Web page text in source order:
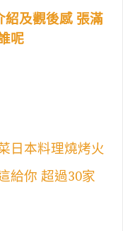
紹及觀後感 張滿
呢
日本料理燒烤火
給你 超過30家